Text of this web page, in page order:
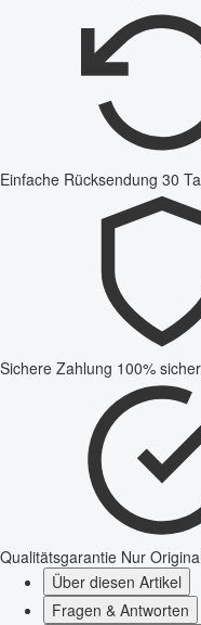
Einfache Rücksendung 30
Sichere Zahlung 100%
Qualitätsgarantie Nur
Über diesen Artikel
Fragen & Antworten